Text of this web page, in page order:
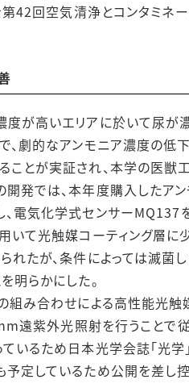
回空気清浄とコンタミネ
が高いエリアに於いて尿が
劇的なアンモニア濃度の低
とが実証され、本学の医獣
発では、本年度購入したア
電気化学式センサーMQ137
いて光触媒コーティング層
れたが、条件によっては滅菌
明らかにした。
組み合わせによる高性能光
遠紫外光照射を行うことで
るため日本光学会誌「光学
定しているため公開を差し控